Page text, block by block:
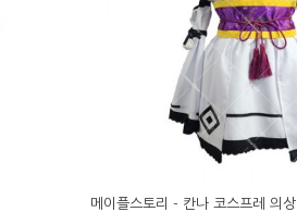
메이플스토리 - 칸나 코스프레 의상